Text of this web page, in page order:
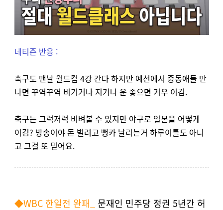
네티즌 반응 :
축구도 맨날 월드컵 4강 간다 하지만 예선에서 중동애들 만
나면 꾸역꾸역 비기거나 지거나 운 좋으면 겨우 이김.
축구는 그럭저럭 비벼볼 수 있지만 야구로 일본을 어떻게
이김? 방송이야 돈 벌려고 뻥카 날리는거 하루이틀도 아니
고 그걸 또 믿어요.
◆WBC 한일전 완패_ 문재인 민주당 정권 5년간 허